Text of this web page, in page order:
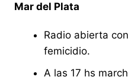
Mar del Plata
Radio abierta
femicidio.
A las 17 hs